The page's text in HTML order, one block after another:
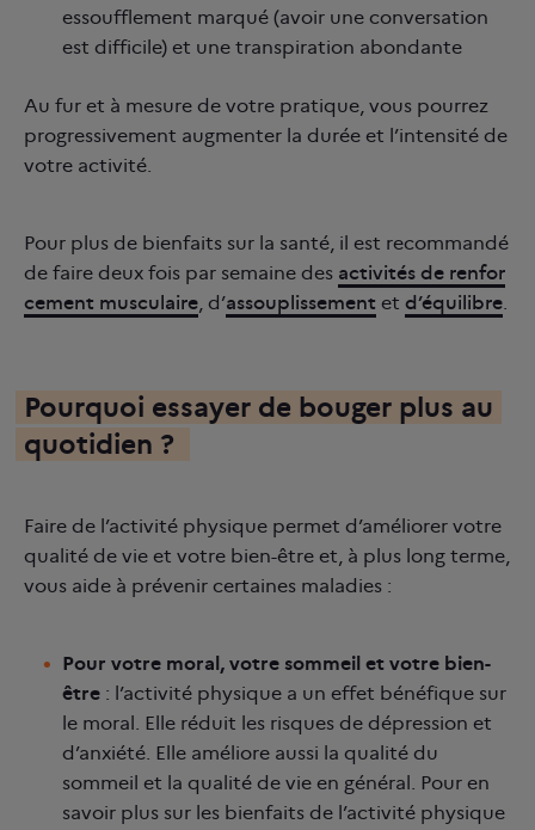
essoufflement marqué (avoir une conversation
est difficile) et une transpiration abondante
Au fur et à mesure de votre pratique, vous pourrez
progressivement augmenter la durée et l’intensité de
votre activité.
Pour plus de bienfaits sur la santé, il est recommandé
de faire deux fois par semaine des activités de renfor
cement musculaire, d’assouplissement et d’équilibre.
Pourquoi essayer de bouger plus au
quotidien ?
Faire de l’activité physique permet d’améliorer votre
qualité de vie et votre bien-être et, à plus long terme,
vous aide à prévenir certaines maladies :
Pour votre moral, votre sommeil et votre bien-
être : l’activité physique a un effet bénéfique sur
le moral. Elle réduit les risques de dépression et
d’anxiété. Elle améliore aussi la qualité du
sommeil et la qualité de vie en général. Pour en
savoir plus sur les bienfaits de l’activité physique